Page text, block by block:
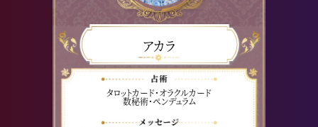
アカラ
タロットカード・オラクルカード
数秘術・ペンデュラム